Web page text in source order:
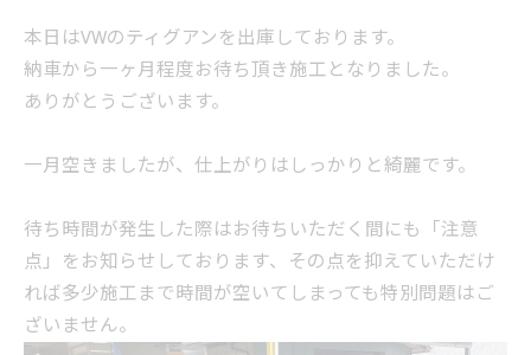
本日はVWのティグアンを出庫しております。
納車から一ヶ月程度お待ち頂き施工となりました。
ありがとうございます。
一月空きましたが、仕上がりはしっかりと綺麗です。
待ち時間が発生した際はお待ちいただく間にも「注意
点」をお知らせしております、その点を抑えていただけ
れば多少施工まで時間が空いてしまっても特別問題はご
ざいません。